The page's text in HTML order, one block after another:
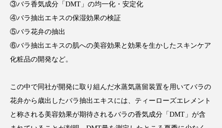
ウェアラブルデバイス
ウェルビーイング
エクソソーム オーガニック オゾン
③バラ香気成分「DMT」の均一化・安定化
④バラ抽出エキスの保湿効果の検証
⑤バラ花弁の抽出
⑥バラ抽出エキスの肌への美容効果と効果を生かしたスキンケア
化粧品の開発など。
この中で同社が開発に取り組んだ水蒸気蒸留装置を用いてバラの
花弁から歳出したバラ抽出エキスには、ティーローズエレメント
と称される美容効果が期待されるバラの香気成分「DMT」が含